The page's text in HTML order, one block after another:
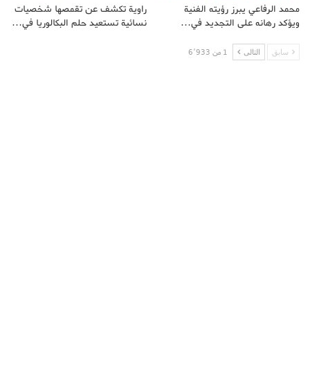
محمد الرفاعي يبرز رؤيته الفنية
ويؤكد رهانه على التجديد في…
راوية تكشف عن تقمصها شخصيات
نسائية تستعيد حلم البكالوريا في…
سابق التالى 1 من 6٬933